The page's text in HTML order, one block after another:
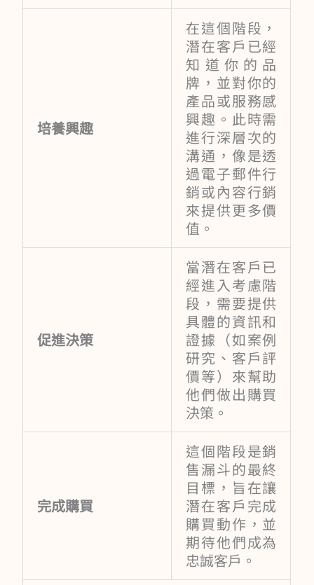
培養興趣
在這個階段，
潛在客戶已經
知道你的品
牌，並對你的
產品或服務感
興趣。此時需
進行深層次的
溝通，像是透
過電子郵件行
銷或內容行銷
來提供更多價
值。
促進決策
當潛在客戶已
經進入考慮階
段，需要提供
具體的資訊和
證據（如案例
研究、客戶評
價等）來幫助
他們做出購買
決策。
完成購買
這個階段是銷
售漏斗的最終
目標，旨在讓
潛在客戶完成
購買動作，並
期待他們成為
忠誠客戶。